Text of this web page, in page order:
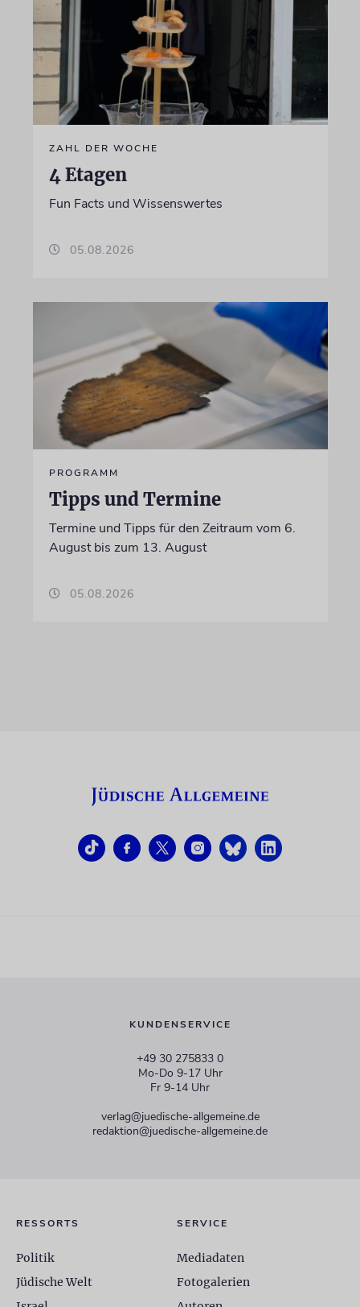
ZAHL DER WOCHE
4 Etagen
Fun Facts und Wissenswertes
05.08.2026
PROGRAMM
Tipps und Termine
Termine und Tipps für den Zeitraum vom 6.
August bis zum 13. August
05.08.2026
KUNDENSERVICE
+49 30 275833 0
Mo-Do 9-17 Uhr
Fr 9-14 Uhr
verlag@juedische-allgemeine.de
redaktion@juedische-allgemeine.de
RESSORTS
Politik
Jüdische Welt
SERVICE
Mediadaten
Fotogalerien